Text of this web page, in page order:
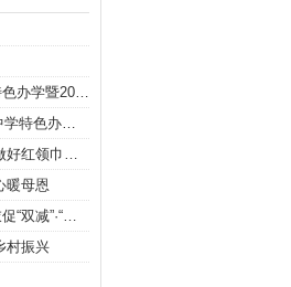
临沂衡大高级中学特色办学暨2024秋季招生家长开放
2024临沂衡大高级中学特色办学暨学生家长开放日活
锤炼队前教育本领 做好红领巾的引路人
暖母恩
山东沂南：量体裁衣促“双减”·“督导”并用增特色
村振兴